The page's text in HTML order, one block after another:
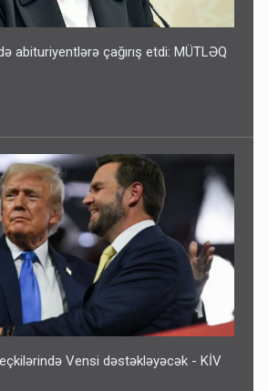
abituriyentlərə çağırış etdi: MÜTLƏQ
Vensi dəstəkləyəcək - KİV